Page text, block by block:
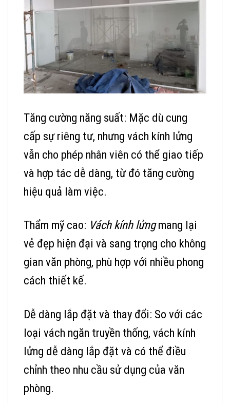
Tăng cường năng suất: Mặc dù cung
cấp sự riêng tư, nhưng vách kính lửng
vẫn cho phép nhân viên có thể giao tiếp
và hợp tác dễ dàng, từ đó tăng cường
hiệu quả làm việc.
Thẩm mỹ cao: Vách kính lửngmang lại
vẻ đẹp hiện đại và sang trọng cho không
gian văn phòng, phù hợp với nhiều phong
cách thiết kế.
Dễ dàng lắp đặt và thay đổi: So với các
loại vách ngăn truyền thống, vách kính
lửng dễ dàng lắp đặt và có thể điều
chỉnh theo nhu cầu sử dụng của văn
phòng.